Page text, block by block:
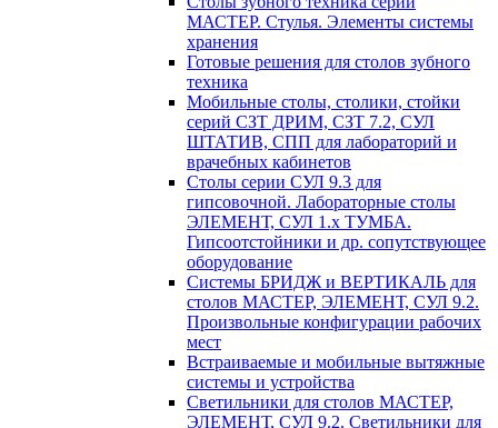
МАСТЕР. Стулья. Элементы системы
хранения
Готовые решения для столов зубного
техника
Мобильные столы, столики, стойки
серий СЗТ ДРИМ, СЗТ 7.2, СУЛ
ШТАТИВ, СПП для лабораторий и
врачебных кабинетов
Столы серии СУЛ 9.3 для
гипсовочной. Лабораторные столы
ЭЛЕМЕНТ, СУЛ 1.х ТУМБА.
Гипсоотстойники и др. сопутствующее
оборудование
Системы БРИДЖ и ВЕРТИКАЛЬ для
столов МАСТЕР, ЭЛЕМЕНТ, СУЛ 9.2.
Произвольные конфигурации рабочих
мест
Встраиваемые и мобильные вытяжные
системы и устройства
Светильники для столов МАСТЕР,
ЭЛЕМЕНТ, СУЛ 9.2. Светильники для